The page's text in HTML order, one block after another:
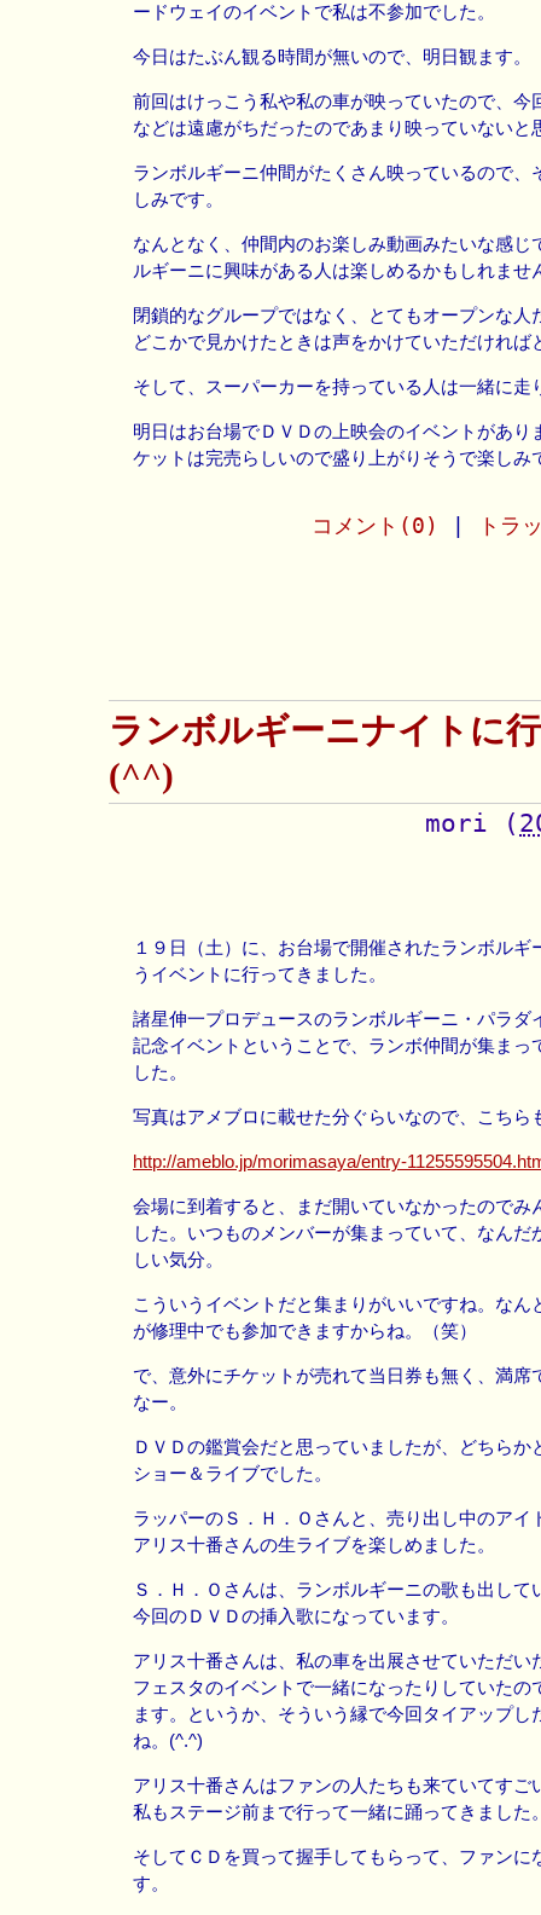
ードウェイのイベントで私は不参加でした。
今日はたぶん観る時間が無いので、明日観ます。
前回はけっこう私や私の車が映っていたので、今
などは遠慮がちだったのであまり映っていないと
ランボルギーニ仲間がたくさん映っているので、
しみです。
なんとなく、仲間内のお楽しみ動画みたいな感じ
ルギーニに興味がある人は楽しめるかもしれませ
閉鎖的なグループではなく、とてもオープンな人
どこかで見かけたときは声をかけていただければ
そして、スーパーカーを持っている人は一緒に走
明日はお台場でＤＶＤの上映会のイベントがあり
ケットは完売らしいので盛り上がりそうで楽しみ
コメント(0) | トラ
ランボルギーニナイトに
(^^)
mori (
１９日（土）に、お台場で開催されたランボルギ
うイベントに行ってきました。
諸星伸一プロデュースのランボルギーニ・パラダ
記念イベントということで、ランボ仲間が集まっ
した。
写真はアメブロに載せた分ぐらいなので、こちら
http://ameblo.jp/morimasaya/entry-
会場に到着すると、まだ開いていなかったのでみ
した。いつものメンバーが集まっていて、なんだ
しい気分。
こういうイベントだと集まりがいいですね。なん
が修理中でも参加できますからね。（笑）
で、意外にチケットが売れて当日券も無く、満席
なー。
ＤＶＤの鑑賞会だと思っていましたが、どちらか
ショー＆ライブでした。
ラッパーのＳ．Ｈ．Ｏさんと、売り出し中のアイ
アリス十番さんの生ライブを楽しめました。
Ｓ．Ｈ．Ｏさんは、ランボルギーニの歌も出して
今回のＤＶＤの挿入歌になっています。
アリス十番さんは、私の車を出展させていただい
フェスタのイベントで一緒になったりしていたの
ます。というか、そういう縁で今回タイアップし
ね。(^.^)
アリス十番さんはファンの人たちも来ていてすご
私もステージ前まで行って一緒に踊ってきました
そしてＣＤを買って握手してもらって、ファンに
す。